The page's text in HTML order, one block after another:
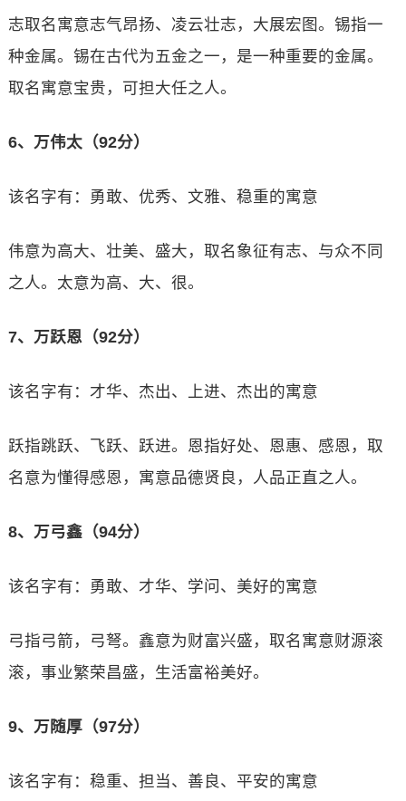
志取名寓意志气昂扬、凌云壮志，大展宏图。锡指一
种金属。锡在古代为五金之一，是一种重要的金属。
取名寓意宝贵，可担大任之人。
6、万伟太（92分）
该名字有：勇敢、优秀、文雅、稳重的寓意
伟意为高大、壮美、盛大，取名象征有志、与众不同
之人。太意为高、大、很。
7、万跃恩（92分）
该名字有：才华、杰出、上进、杰出的寓意
跃指跳跃、飞跃、跃进。恩指好处、恩惠、感恩，取
名意为懂得感恩，寓意品德贤良，人品正直之人。
8、万弓鑫（94分）
该名字有：勇敢、才华、学问、美好的寓意
弓指弓箭，弓弩。鑫意为财富兴盛，取名寓意财源滚
滚，事业繁荣昌盛，生活富裕美好。
9、万随厚（97分）
该名字有：稳重、担当、善良、平安的寓意